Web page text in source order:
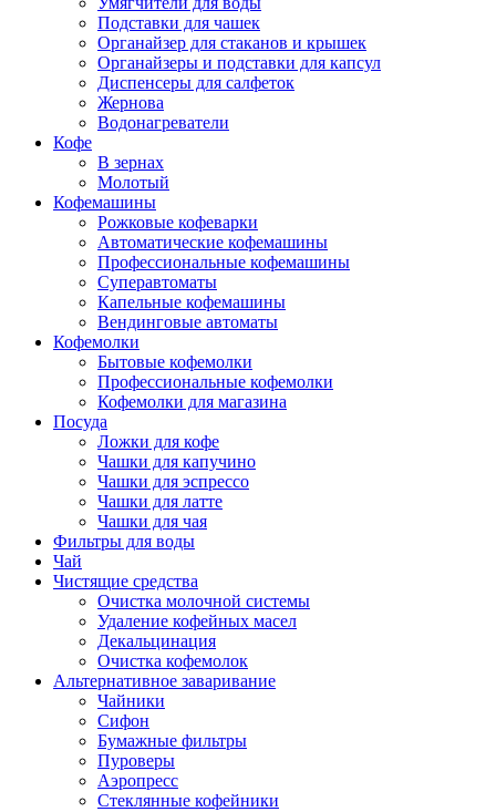
Подставки для чашек
Органайзер для стаканов и крышек
Органайзеры и подставки для капсул
Диспенсеры для салфеток
Жернова
Водонагреватели
Кофе
В зернах
Молотый
Кофемашины
Рожковые кофеварки
Автоматические кофемашины
Профессиональные кофемашины
Суперавтоматы
Капельные кофемашины
Вендинговые автоматы
Кофемолки
Бытовые кофемолки
Профессиональные кофемолки
Кофемолки для магазина
Посуда
Ложки для кофе
Чашки для капучино
Чашки для эспрессо
Чашки для латте
Чашки для чая
Фильтры для воды
Чай
Чистящие средства
Очистка молочной системы
Удаление кофейных масел
Декальцинация
Очистка кофемолок
Альтернативное заваривание
Чайники
Сифон
Бумажные фильтры
Пуроверы
Аэропресс
Стеклянные кофейники